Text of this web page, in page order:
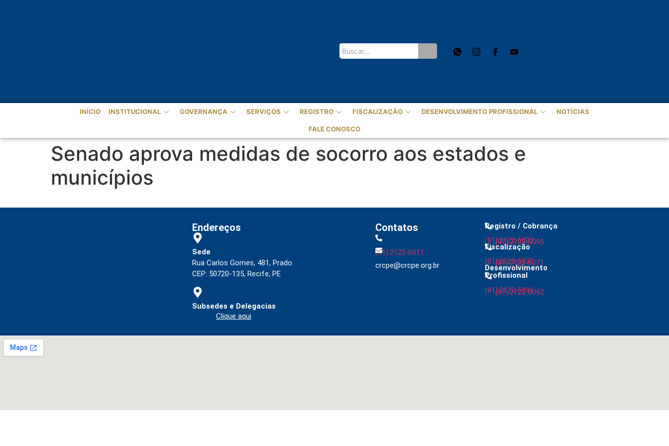
INÍCIO INSTITUCIONAL GOVERNANÇA SERVIÇOS REGISTRO FISCALIZAÇÃO DESENVOLVIMENTO PROFISSIONAL NOTÍCIAS
FALE CONOSCO
Senado aprova medidas de socorro aos estados e
municípios
Endereços
Sede
Rua Carlos Gomes, 481, Prado
CEP: 50720-135, Recife, PE
Subsedes e Delegacias
Clique aqui
Contatos
(81) 2122-6011
crcpe@crcpe.org.br
Registro / Cobrança
(81) 2122-6022
(81) 2122-6095
Fiscalização
(81) 2122-6030
(81) 2122-6071
Desenvolvimento
Profissional
(81) 2122-6091
(81) 2122-6092